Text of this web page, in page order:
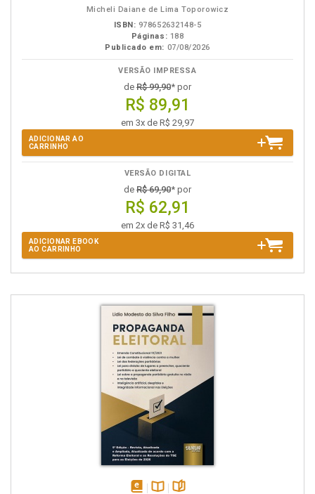
Micheli Daiane de Lima Toporowicz
ISBN: 978652632148-5
Páginas: 188
Publicado em: 07/08/2026
VERSÃO IMPRESSA
de R$ 99,90* por
R$ 89,91
em 3x de R$ 29,97
ADICIONAR AO
CARRINHO
VERSÃO DIGITAL
de R$ 69,90* por
R$ 62,91
em 2x de R$ 31,46
ADICIONAR EBOOK
AO CARRINHO